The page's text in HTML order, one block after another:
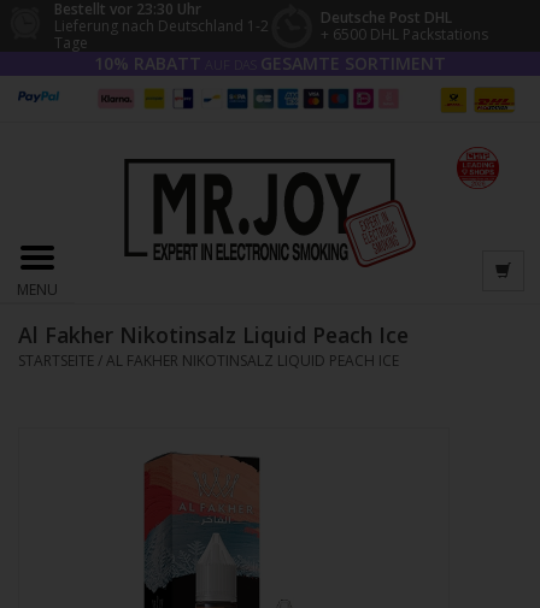
Bestellt vor 23:30 Uhr
Lieferung nach Deutschland 1-2
Tage
Deutsche Post DHL
+ 6500 DHL Packstations
10% RABATT GESAMTE SORTIMENT
MENU
Al Fakher Nikotinsalz Liquid Peach Ice
STARTSEITE /AL FAKHER NIKOTINSALZ LIQUID PEACH ICE